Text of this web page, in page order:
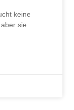
keine
sie